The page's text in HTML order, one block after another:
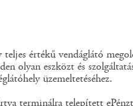
értékű vendáglátó
olyan eszközt és
üzemeltetéséhez.